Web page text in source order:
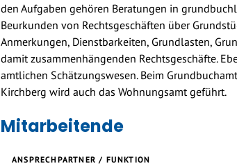
den Aufgaben gehören Beratungen in
Beurkunden von Rechtsgeschäften über
Anmerkungen, Dienstbarkeiten, Grundlasten,
damit zusammenhängenden Rechtsgeschäfte.
amtlichen Schätzungswesen. Beim
Kirchberg wird auch das Wohnungsamt geführt.
Mitarbeitende
ANSPRECHPARTNER / FUNKTION